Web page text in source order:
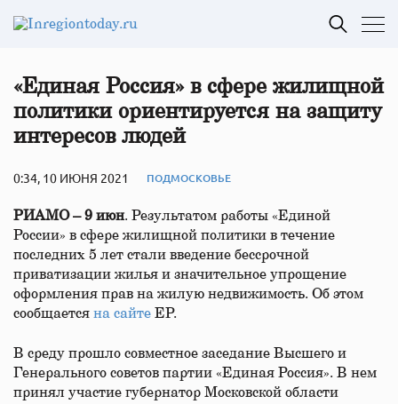
«Единая Россия» в сфере жилищной
политики ориентируется на защиту
интересов людей
0:34, 10 ИЮНЯ 2021 ПОДМОСКОВЬЕ
РИАМО – 9 июн. Результатом работы «Единой
России» в сфере жилищной политики в течение
последних 5 лет стали введение бессрочной
приватизации жилья и значительное упрощение
оформления прав на жилую недвижимость. Об этом
сообщается на сайте ЕР.
В среду прошло совместное заседание Высшего и
Генерального советов партии «Единая Россия». В нем
принял участие губернатор Московской области